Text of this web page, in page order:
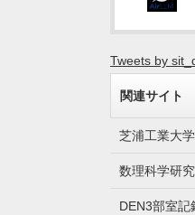
Tweets by
関連サイト
芝浦工業大
数理科学研
DEN3部室記